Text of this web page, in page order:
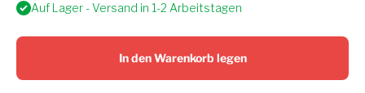
Auf Lager - Versand in 1-2 Arbeitstagen
In den Warenkorb legen